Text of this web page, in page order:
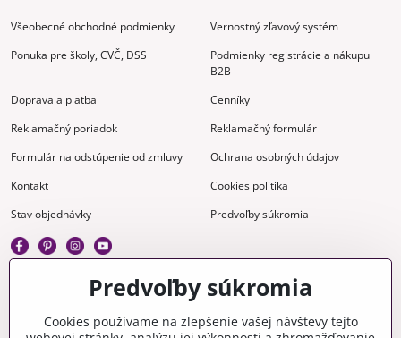
Všeobecné obchodné podmienky
Vernostný zľavový systém
Ponuka pre školy, CVČ, DSS
Podmienky registrácie a nákupu
B2B
Doprava a platba
Cenníky
Reklamačný poriadok
Reklamačný formulár
Formulár na odstúpenie od zmluvy
Ochrana osobných údajov
Kontakt
Cookies politika
Stav objednávky
Predvoľby súkromia
Predvoľby súkromia
Cookies používame na zlepšenie vašej návštevy tejto